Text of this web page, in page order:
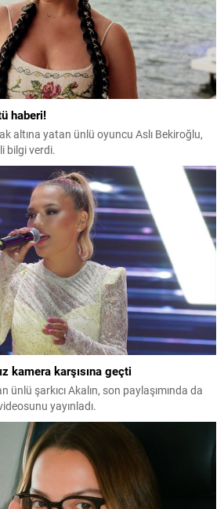
haberi!
altına yatan ünlü oyuncu Aslı Bekiroğlu,
bilgi verdi.
kamera karşısına geçti
şarkıcı Akalın, son paylaşımında da
yayınladı.